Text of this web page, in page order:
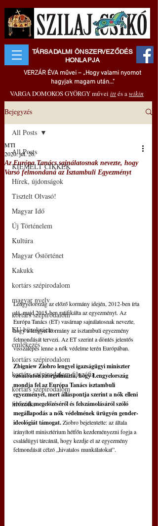
TÁRSADALMI ÖNSZERVEZŐDÉS
HONLAPJA
VERZÁR ÉVA művei – „Hogy valami nyomot
hagyjak magam után..."
VARGA DOMOKOS GYÖRGY művei ittés awikin
Bejegyzés
All Posts
KIEMELT CIKKEK
Hírek, újdonságok
Tisztelt Olvasó!
Magyar Idő
Új Történelem
Kultúra
Magyar Őstörténet
Kakukk
kortárs szépirodalom
magyar nyelv
kortárs szépirodalom
EU bürokrácia
emlékezés
kortárs szépirodalom
kortárs szépirodalom filozófia
kortárs szépirodalom
filozófia
All Posts
Az Európa Tanács sajnálatosnak nevezte, hogy
Varsó felmondaná az Isztambuli Egyezményt
MTI
2020. júl. 26.
Lengyelország az előző kormány idején, 2012-ben írta
alá, majd 2015-ben ratifikálta az egyezményt. Az
Európa Tanács (ET) vasárnap sajnálatosnak nevezte,
hogy a lengyel kormány az isztambuli egyezmény
felmondását tervezi. Az ET szerint a döntés jelentős
visszalépés lenne a nők védelme terén Európában.
Zbigniew Ziobro lengyel igazságügyi miniszter
szombaton szorgalmazta, hogy Lengyelország
mondja fel az Európa Tanács isztambuli
egyezményét, mert álláspontja szerint a nők elleni
erőszak megelőzéséről és felszámolásáról szóló
megállapodás a nők védelmének ürügyén gender-
ideológiát támogat. Ziobro bejelentette: az általa
irányított minisztérium hétfőn kezdeményezni fogja a
családügyi tárcánál, hogy kezdje el az egyezmény
felmondását célzó „hivatalos munkálatokat”.